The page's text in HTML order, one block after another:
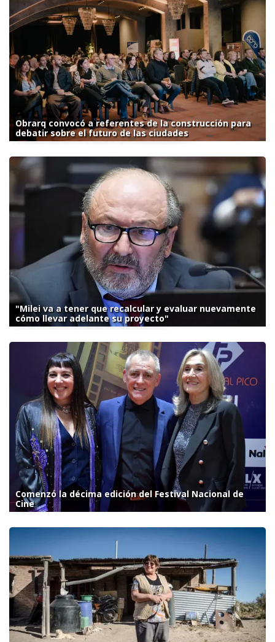
Obrarq convocó a referentes de la construcción para
debatir sobre el futuro de las ciudades
"Milei va a tener que recalcular y evaluar nuevamente
cómo llevar adelante su proyecto"
Comenzó la décima edición del Festival Nacional de
Cine